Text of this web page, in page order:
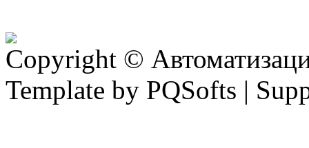
Copyright ©
Template by PQSofts |